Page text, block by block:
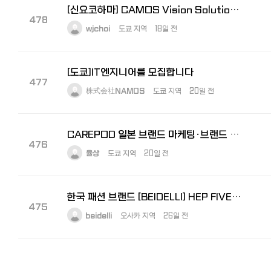
478
[신요코하마] CAMOS Vision Solutions 경리 모집 (한국법인 (주)카모스 100% 자회사)
wjchoi 도쿄 지역 18일 전
477
[도쿄]IT엔지니어를 모집합니다
株式会社NAMOS 도쿄 지역 20일 전
476
CAREPOD 일본 브랜드 마케팅·브랜드 전략 경력 채용
율상 도쿄 지역 20일 전
475
한국 패션 브랜드 [BEIDELLI] HEP FIVE 점포 관리자 모집
beidelli 오사카 지역 26일 전